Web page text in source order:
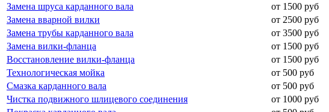
Замена шруса карданного вала
от 1500 руб
Замена вварной вилки
от 2500 руб
Замена трубы карданного вала
от 3500 руб
Замена вилки-фланца
от 1500 руб
Восстановление вилки-фланца
от 1500 руб
Технологическая мойка
от 500 руб
Смазка карданного вала
от 500 руб
Чистка подвижного шлицевого соединения
от 1000 руб